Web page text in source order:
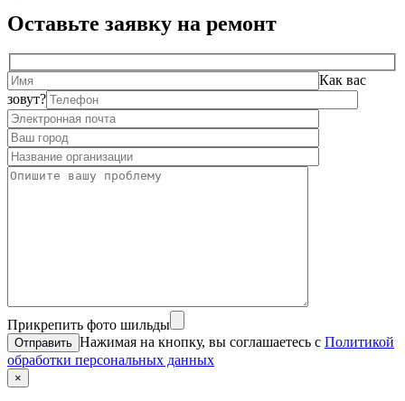
Оставьте заявку на ремонт
Как вас
зовут?
Прикрепить фото шильды
Нажимая на кнопку, вы соглашаетесь с Политикой
обработки персональных данных
×